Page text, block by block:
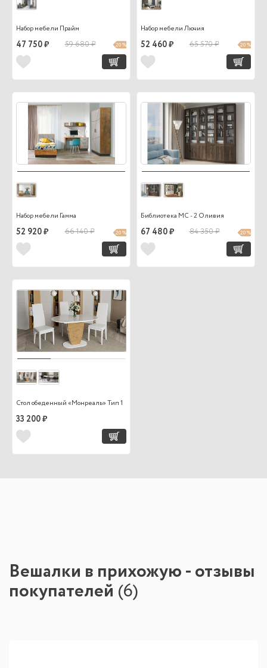
Набор мебели Прайм
47 750 ₽ 59 680 ₽ 20 %
Набор мебели Лючия
52 460 ₽ 65 570 ₽ 20 %
Набор мебели Гамма
52 920 ₽ 66 140 ₽ 20 %
Библиотека МС - 2 Оливия
67 480 ₽ 84 350 ₽ 20 %
Стол обеденный «Монреаль» Тип 1
33 200 ₽
Вешалки в прихожую - отзывы
покупателей (6)